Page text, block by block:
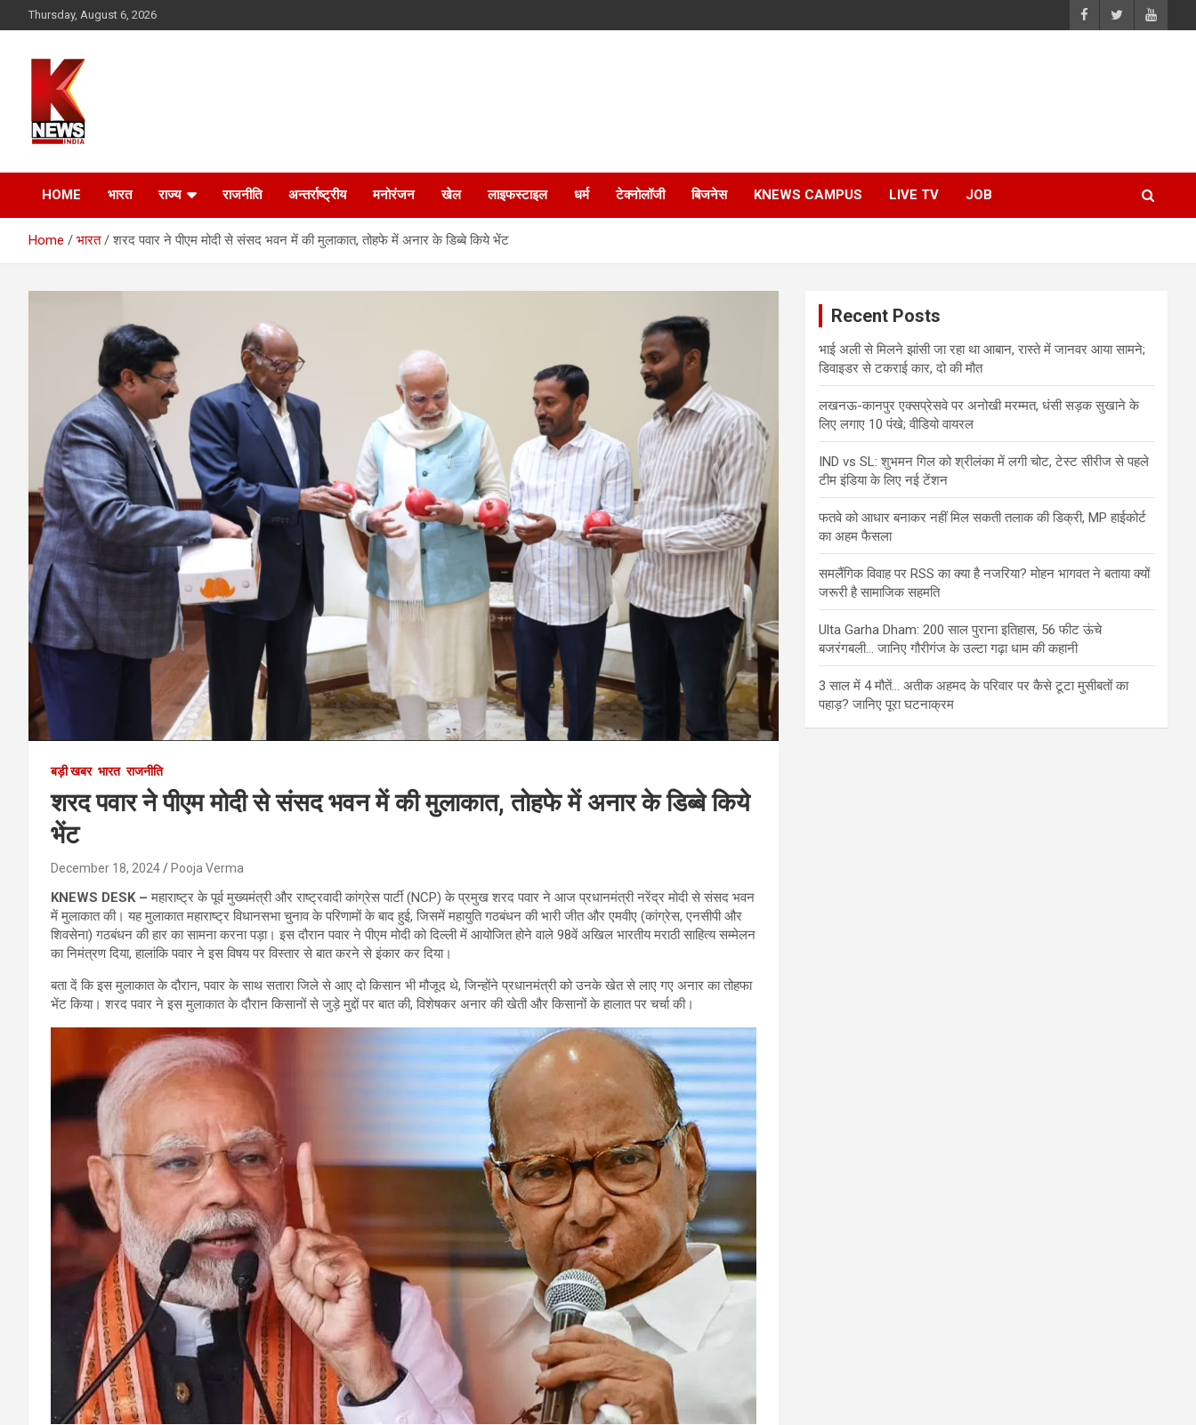
to
Thursday, August 6, 2026
HOME भारत राज्य राजनीति अन्तर्राष्ट्रीय मनोरंजन खेल लाइफस्टाइल धर्म टेक्नोलॉजी बिजनेस KNEWS CAMPUS LIVE TV JOB
Home भारत शरद पवार ने पीएम मोदी से संसद भवन में की मुलाकात, तोहफे में अनार के डिब्बे किये भेंट
बड़ी खबर भारत राजनीति
शरद पवार ने पीएम मोदी से संसद भवन में की मुलाकात, तोहफे में अनार के डिब्बे किये
भेंट
December 18, 2024 Pooja Verma
KNEWS DESK – महाराष्ट्र के पूर्व मुख्यमंत्री और राष्ट्रवादी कांग्रेस पार्टी (NCP) के प्रमुख शरद पवार ने आज प्रधानमंत्री नरेंद्र मोदी से संसद भवन
में मुलाकात की। यह मुलाकात महाराष्ट्र विधानसभा चुनाव के परिणामों के बाद हुई, जिसमें महायुति गठबंधन की भारी जीत और एमवीए (कांग्रेस, एनसीपी और
शिवसेना) गठबंधन की हार का सामना करना पड़ा। इस दौरान पवार ने पीएम मोदी को दिल्ली में आयोजित होने वाले 98वें अखिल भारतीय मराठी साहित्य सम्मेलन
का निमंत्रण दिया, हालांकि पवार ने इस विषय पर विस्तार से बात करने से इंकार कर दिया।
बता दें कि इस मुलाकात के दौरान, पवार के साथ सतारा जिले से आए दो किसान भी मौजूद थे, जिन्होंने प्रधानमंत्री को उनके खेत से लाए गए अनार का तोहफा
भेंट किया। शरद पवार ने इस मुलाकात के दौरान किसानों से जुड़े मुद्दों पर बात की, विशेषकर अनार की खेती और किसानों के हालात पर चर्चा की।
Recent Posts
भाई अली से मिलने झांसी जा रहा था आबान, रास्ते में जानवर आया सामने;
डिवाइडर से टकराई कार, दो की मौत
लखनऊ-कानपुर एक्सप्रेसवे पर अनोखी मरम्मत, धंसी सड़क सुखाने के
लिए लगाए 10 पंखे; वीडियो वायरल
IND vs SL: शुभमन गिल को श्रीलंका में लगी चोट, टेस्ट सीरीज से पहले
टीम इंडिया के लिए नई टेंशन
फतवे को आधार बनाकर नहीं मिल सकती तलाक की डिक्री, MP हाईकोर्ट
का अहम फैसला
समलैंगिक विवाह पर RSS का क्या है नजरिया? मोहन भागवत ने बताया क्यों
जरूरी है सामाजिक सहमति
Ulta Garha Dham: 200 साल पुराना इतिहास, 56 फीट ऊंचे
बजरंगबली… जानिए गौरीगंज के उल्टा गढ़ा धाम की कहानी
3 साल में 4 मौतें… अतीक अहमद के परिवार पर कैसे टूटा मुसीबतों का
पहाड़? जानिए पूरा घटनाक्रम